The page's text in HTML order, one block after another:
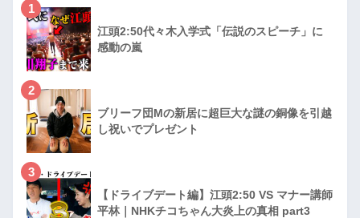
1
江頭2:50代々木入学式「伝説のスピーチ」に
感動の嵐
2
ブリーフ団Mの新居に超巨大な謎の銅像を引越
し祝いでプレゼント
3
【ドライブデート編】江頭2:50 VS マナー講師
平林｜NHKチコちゃん大炎上の真相 part3